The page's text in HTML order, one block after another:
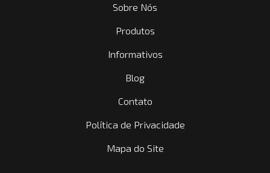
Sobre Nós
Produtos
Informativos
Blog
Contato
Política de Privacidade
Mapa do Site